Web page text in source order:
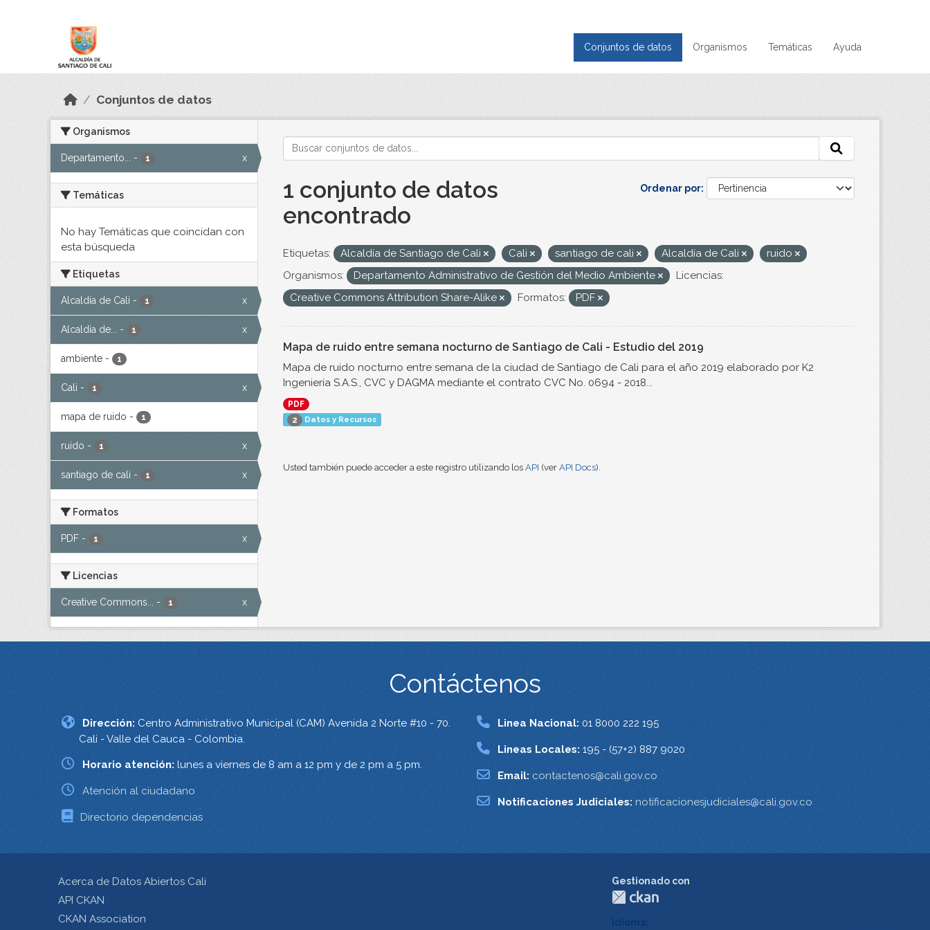
Conjuntos de datos Organismos Temáticas Ayuda
Conjuntos de datos
Organismos
Departamento... - 1 x
Temáticas
No hay Temáticas que coincidan con
esta búsqueda
Etiquetas
Alcaldía de Cali - 1 x
Alcaldía de... - 1 x
ambiente - 1
Cali - 1 x
mapa de ruido - 1
ruido - 1 x
santiago de cali - 1 x
Formatos
PDF - 1 x
Licencias
Creative Commons... - 1 x
Ordenar por
1 conjunto de datos
encontrado
Etiquetas: Alcaldía de Santiago de Cali Cali santiago de cali Alcaldía de Cali
ruido
Organismos:
Departamento Administrativo de Gestión del Medio Ambiente
Licencias:
Creative Commons Attribution Share-Alike
Formatos: PDF
Mapa de ruido entre semana nocturno de Santiago de Cali - Estudio del 2019
Mapa de ruido nocturno entre semana de la ciudad de Santiago de Cali para el año 2019 elaborado por K2
Ingeniería S.A.S., CVC y DAGMA mediante el contrato CVC No. 0694 - 2018...
PDF
2
Datos y Recursos
Usted también puede acceder a este registro utilizando los API (ver API Docs).
Contáctenos
Dirección: Centro Administrativo Municipal (CAM) Avenida 2 Norte #10 - 70.
Cali - Valle del Cauca - Colombia.
Horario atención: lunes a viernes de 8 am a 12 pm y de 2 pm a 5 pm.
Atención al ciudadano
Directorio dependencias
Linea Nacional: 01 8000 222 195
Lineas Locales: 195 - (57+2) 887 9020
Email: contactenos@cali.gov.co
Notificaciones Judiciales: notificacionesjudiciales@cali.gov.co
Acerca de Datos Abiertos Cali
API CKAN
CKAN Association
Gestionado con